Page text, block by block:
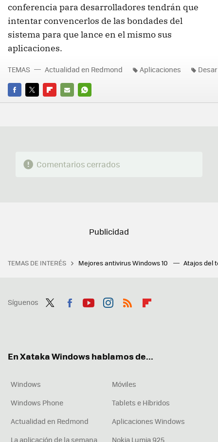
conferencia para desarrolladores tendrán que
intentar convencerlos de las bondades del
sistema para que lance en el mismo sus
aplicaciones.
FACEBOOK
TWITTERFLIPBOARD
E-
WHATSAPP
TEMAS Actualidad en Redmond Aplicaciones
Comentarios cerrados
TEMAS DE INTERÉS Mejores antivirus Windows 10 Atajos del
Síguenos
En Xataka Windows hablamos de...
Windows
Móviles
Windows Phone
Tablets e Híbridos
Actualidad en Redmond
Aplicaciones Windows
La aplicación de la semana
Nokia Lumia 925